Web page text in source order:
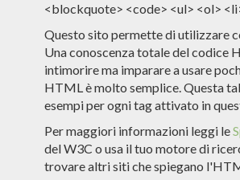
<blockquote> <code> <ul> <ol>
Questo sito permette di utilizzare
Una conoscenza totale del codice
intimorire ma imparare a usare
HTML è molto semplice. Questa
esempi per ogni tag attivato in
Per maggiori informazioni leggi le
del W3C o usa il tuo motore di
trovare altri siti che spiegano